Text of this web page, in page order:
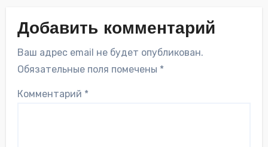
Добавить комментарий
Ваш адрес email не будет опубликован.
Обязательные поля помечены *
Комментарий *